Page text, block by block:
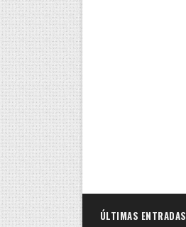
ÚLTIMAS ENTRADAS